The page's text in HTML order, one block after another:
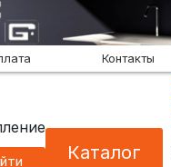
Контакты
Каталог